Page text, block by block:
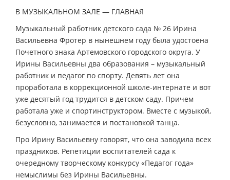
В МУЗЫКАЛЬНОМ ЗАЛЕ — ГЛАВНАЯ
Музыкальный работник детского сада № 26 Ирина
Васильевна Фротер в нынешнем году была удостоена
Почетного знака Артемовского городского округа. У
Ирины Васильевны два образования – музыкальный
работник и педагог по спорту. Девять лет она
проработала в коррекционной школе-интернате и вот
уже десятый год трудится в детском саду. Причем
работала уже и спортинструктором. Вместе с музыкой,
безусловно, занимается и постановкой танца.
Про Ирину Васильевну говорят, что она заводила всех
праздников. Репетиции воспитателей сада к
очередному творческому конкурсу «Педагог года»
немыслимы без Ирины Васильевны.